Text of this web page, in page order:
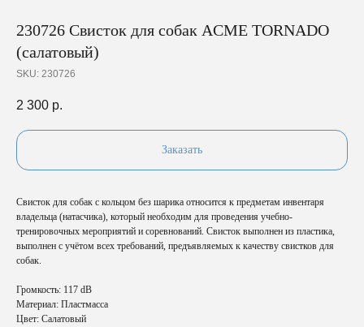
230726 Свисток для собак ACME TORNADO
(салатовый)
SKU: 230726
2 300 р.
Заказать
Свисток для собак с кольцом без шарика относится к предметам инвентаря
владельца (натасчика), который необходим для проведения учебно-
тренировочных мероприятий и соревнований. Свисток выполнен из пластика,
выполнен с учётом всех требований, предъявляемых к качеству свистков для
собак.
Громкость: 117 dВ
Материал: Пластмасса
Цвет: Салатовый